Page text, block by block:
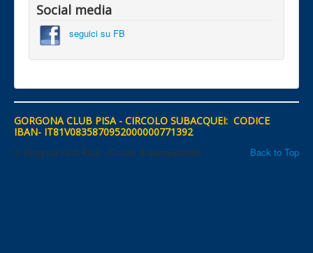
Social media
seguici su FB
GORGONA CLUB PISA - CIRCOLO SUBACQUEI: CODICE
IBAN- IT81V0835870952000000771392
Back to Top
© Gorgona Club Pisa - Circolo Subacquei2026